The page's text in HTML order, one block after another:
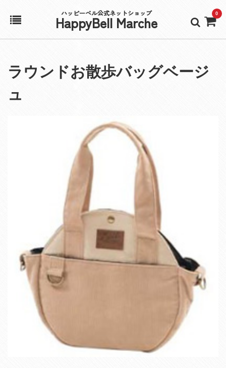
ハッピーベル公式ネットショップ
HappyBell Marche 0
アカウント
カート
ラウンドお散歩バッグベージ
ュ